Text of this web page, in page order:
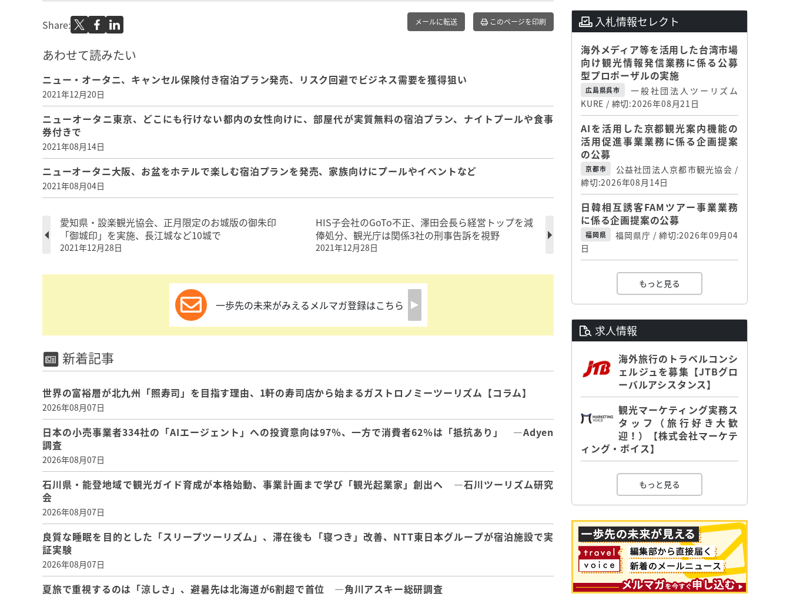
Share: メールに転送 このページを印刷
あわせて読みたい
ニュー・オータニ、キャンセル保険付き宿泊プラン発売、リスク回避でビジネス需要を獲得狙い
2021年12月20日
ニューオータニ東京、どこにも行けない都内の女性向けに、部屋代が実質無料の宿泊プラン、ナイトプールや食事
券付きで
2021年08月14日
ニューオータニ大阪、お盆をホテルで楽しむ宿泊プランを発売、家族向けにプールやイベントなど
2021年08月04日
愛知県・設楽観光協会、正月限定のお城版の御朱印
「御城印」を実施、長江城など10城で
2021年12月28日
HIS子会社のGoTo不正、澤田会長ら経営トップを減
俸処分、観光庁は関係3社の刑事告訴を視野
2021年12月28日
一歩先の未来がみえるメルマガ登録はこちら
新着記事
世界の富裕層が北九州「照寿司」を目指す理由、1軒の寿司店から始まるガストロノミーツーリズム【コラム】
2026年08月07日
日本の小売事業者334社の「AIエージェント」への投資意向は97％、一方で消費者62％は「抵抗あり」 ―Adyen
調査
2026年08月07日
石川県・能登地域で観光ガイド育成が本格始動、事業計画まで学び「観光起業家」創出へ ―石川ツーリズム研究
会
2026年08月07日
良質な睡眠を目的とした「スリープツーリズム」、滞在後も「寝つき」改善、NTT東日本グループが宿泊施設で実
証実験
2026年08月07日
夏旅で重視するのは「涼しさ」、避暑先は北海道が6割超で首位 ―角川アスキー総研調査
入札情報セレクト
海外メディア等を活用した台湾市場
向け観光情報発信業務に係る公募
型プロポーザルの実施
広島県呉市
一般社団法人ツーリズム
KURE / 締切:2026年08月21日
AIを活用した京都観光案内機能の
活用促進事業業務に係る企画提案
の公募
京都市
公益社団法人京都市観光協会 /
締切:2026年08月14日
日韓相互誘客FAMツアー事業業務
に係る企画提案の公募
福岡県
福岡県庁 / 締切:2026年09月04
日
もっと見る
求人情報
海外旅行のトラベルコンシ
ェルジュを募集【JTBグロ
ーバルアシスタンス】
観光マーケティング実務ス
タッフ（旅行好き大歓
迎！）【株式会社マーケテ
ィング・ボイス】
もっと見る